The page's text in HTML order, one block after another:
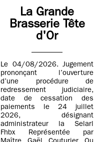
La Grande
Brasserie Tête
d'Or
Le 04/08/2026. Jugement
prononçant l’ouverture
d’une procédure de
redressement judiciaire,
date de cessation des
paiements le 24 juillet
2026, désignant
administrateur la Selarl
Fhbx Représentée par